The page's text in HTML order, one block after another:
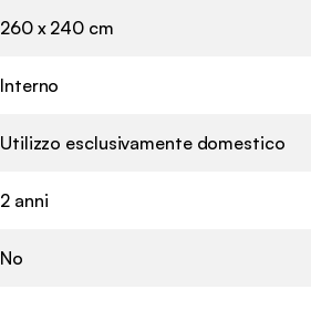
260 x 240 cm
Interno
Utilizzo esclusivamente domestico
2 anni
No